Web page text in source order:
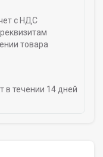
с НДС
товара
в течении 14 дней